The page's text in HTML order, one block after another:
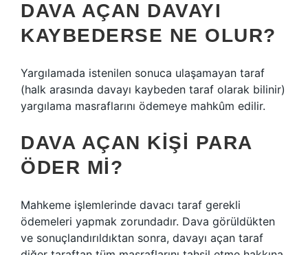
DAVA AÇAN DAVAYI
KAYBEDERSE NE OLUR?
Yargılamada istenilen sonuca ulaşamayan taraf
(halk arasında davayı kaybeden taraf olarak bilinir)
yargılama masraflarını ödemeye mahkûm edilir.
DAVA AÇAN KIŞI PARA
ÖDER MI?
Mahkeme işlemlerinde davacı taraf gerekli
ödemeleri yapmak zorundadır. Dava görüldükten
ve sonuçlandırıldıktan sonra, davayı açan taraf